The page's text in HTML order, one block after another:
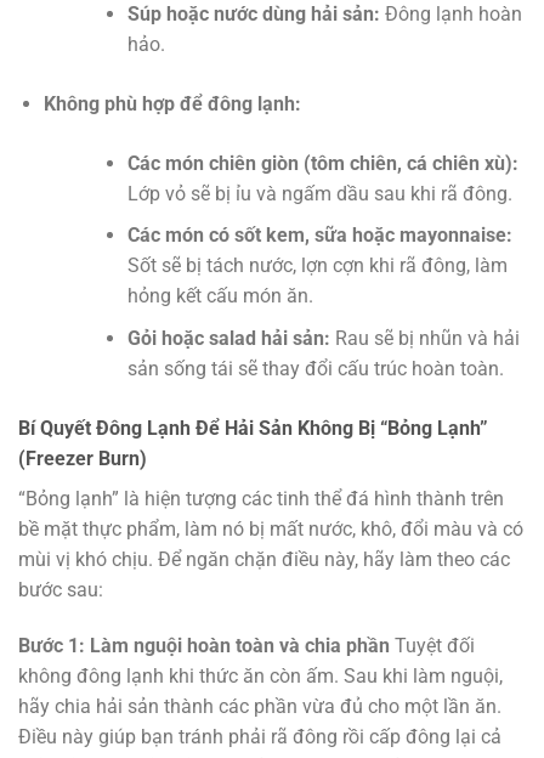
Súp hoặc nước dùng hải sản: Đông lạnh hoàn
hảo.
Không phù hợp để đông lạnh:
Các món chiên giòn (tôm chiên, cá chiên xù):
Lớp vỏ sẽ bị ỉu và ngấm dầu sau khi rã đông.
Các món có sốt kem, sữa hoặc mayonnaise:
Sốt sẽ bị tách nước, lợn cợn khi rã đông, làm
hỏng kết cấu món ăn.
Gỏi hoặc salad hải sản: Rau sẽ bị nhũn và hải
sản sống tái sẽ thay đổi cấu trúc hoàn toàn.
Bí Quyết Đông Lạnh Để Hải Sản Không Bị “Bỏng Lạnh”
(Freezer Burn)
“Bỏng lạnh” là hiện tượng các tinh thể đá hình thành trên
bề mặt thực phẩm, làm nó bị mất nước, khô, đổi màu và có
mùi vị khó chịu. Để ngăn chặn điều này, hãy làm theo các
bước sau:
Bước 1: Làm nguội hoàn toàn và chia phần Tuyệt đối
không đông lạnh khi thức ăn còn ấm. Sau khi làm nguội,
hãy chia hải sản thành các phần vừa đủ cho một lần ăn.
Điều này giúp bạn tránh phải rã đông rồi cấp đông lại cả